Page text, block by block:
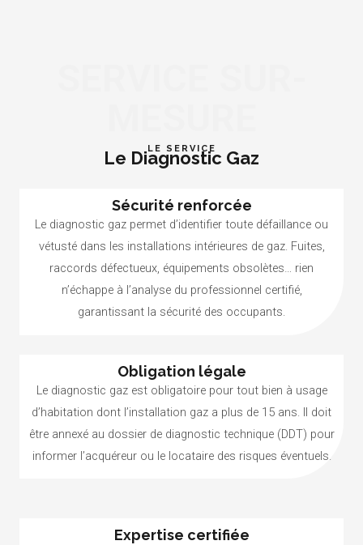
LE SERVICE
Le Diagnostic Gaz
Sécurité renforcée
Le diagnostic gaz permet d’identifier toute défaillance ou
vétusté dans les installations intérieures de gaz. Fuites,
raccords défectueux, équipements obsolètes… rien
n’échappe à l’analyse du professionnel certifié,
garantissant la sécurité des occupants.
Obligation légale
Le diagnostic gaz est obligatoire pour tout bien à usage
d’habitation dont l’installation gaz a plus de 15 ans. Il doit
être annexé au dossier de diagnostic technique (DDT) pour
informer l’acquéreur ou le locataire des risques éventuels.
Expertise certifiée